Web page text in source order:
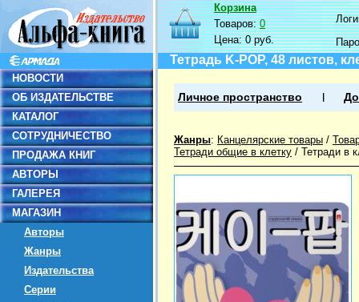
НОВОСТИ
ОБ ИЗДАТЕЛЬСТВЕ
КАТАЛОГ
СОТРУДНИЧЕСТВО
ПРОДАЖА КНИГ
АВТОРЫ
ГАЛЕРЕЯ
МАГАЗИН
Авторы
Жанры
Издательства
Серии
Корзина
Товаров:0
Цена:0 руб.
Тетрадь K-POP, 48 листов,
Личное пространство
Жанры: Канцелярские товары /
Тетради общие в клетку / Тетради в